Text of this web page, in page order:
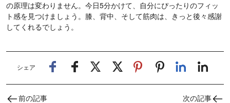
の原理は変わりません。今日5分かけて、自分にぴったりのフィッ
ト感を見つけましょう。膝、背中、そして筋肉は、きっと後々感謝
してくれるでしょう。
シェア
前の記事 次の記事